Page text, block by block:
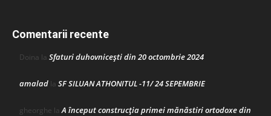
Comentarii recente
Doina la Sfaturi duhovnicești din 20 octombrie 2024
amalad la SF SILUAN ATHONITUL -11/ 24 SEPEMBRIE
gheorghe laA început construcţia primei mănăstiri ortodoxe din